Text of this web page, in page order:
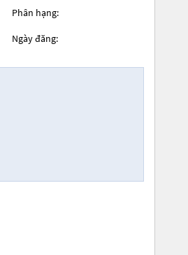
Phân hạng:
Ngày đăng: